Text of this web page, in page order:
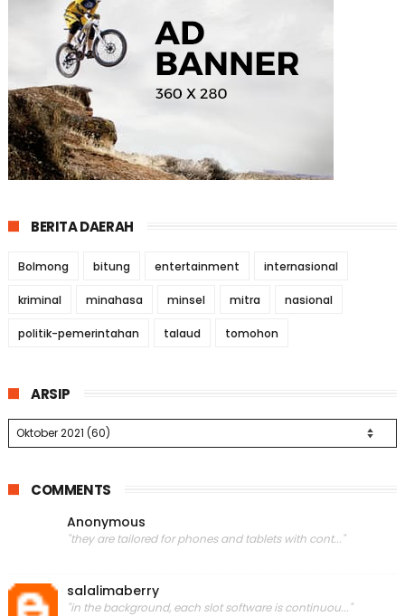
BERITA DAERAH
Bolmong bitung entertainment internasional
kriminal minahasa minsel mitra nasional
politik-pemerintahan talaud tomohon
ARSIP
COMMENTS
Anonymous
"they are tailored for phones and tablets with cont..."
salalimaberry
"in the background, each slot software is continuou..."